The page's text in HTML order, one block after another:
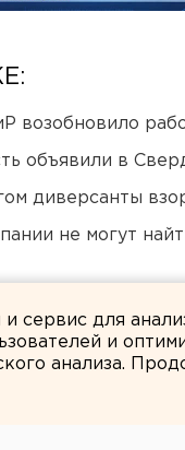
возобновило
объявили в
диверсанты
не могут
сервис для
и
анализа.